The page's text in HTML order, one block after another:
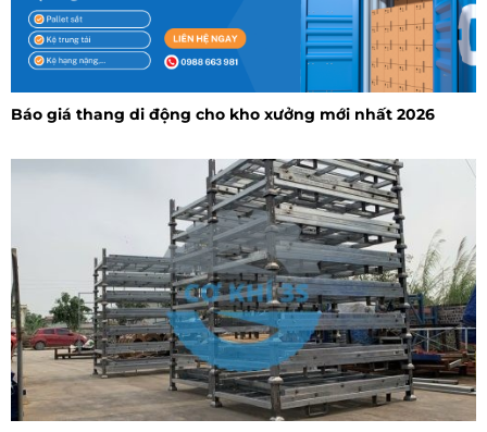
Báo giá thang di động cho kho xưởng mới nhất 2026